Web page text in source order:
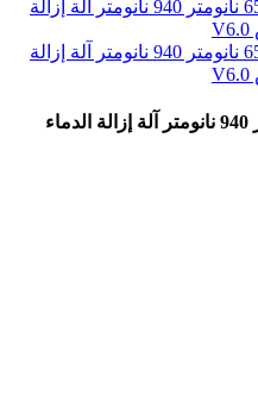
الطول الموجي المزدوج 650 نانومتر 940 نانومتر آلة إزالة الدماء